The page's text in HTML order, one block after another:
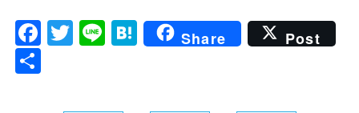
F
a
T
w
Li
n
H
at
Share Post